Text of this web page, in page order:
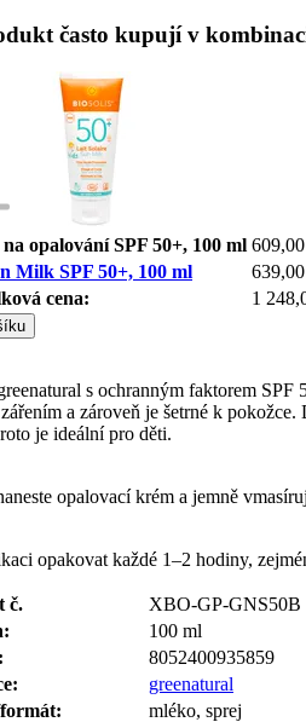
často kupují v
opalování SPF 50+, 100 ml
Milk SPF 50+, 100 ml
cena:
1
s ochranným faktorem
a zároveň je šetrné k pokožce.
je ideální pro děti.
opalovací krém a jemně
opakovat každé 1–2 hodiny,
č.
XBO-GP-GNS50B
100 ml
8052400935859
greenatural
mléko, sprej